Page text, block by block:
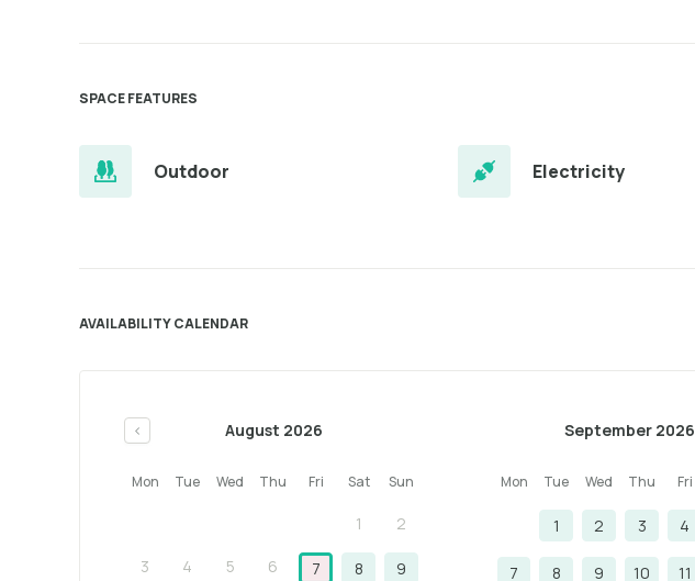
SPACE FEATURES
Outdoor Electricity
AVAILABILITY CALENDAR
< August 2026
Mon Tue Wed Thu Fri Sat Sun
1 2
3 4 5 6 7 8 9
September 2026
Mon Tue Wed Thu Fri
1 2 3 4
7 8 9 10 11